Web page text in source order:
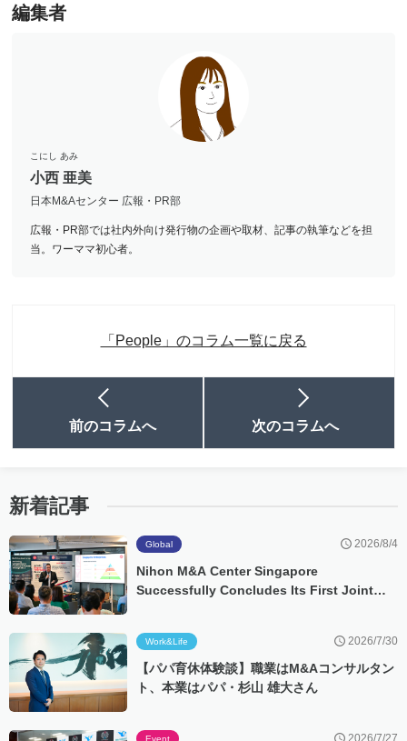
編集者
こにし あみ
小西 亜美
日本M&Aセンター 広報・PR部
広報・PR部では社内外向け発行物の企画や取材、記事の執筆などを担
当。ワーママ初心者。
前のコラムへ
「People」のコラム一覧に戻る
次のコラムへ
新着記事
Global 2026/8/4
Nihon M&A Center Singapore
Successfully Concludes Its First Joint
Work&Life 2026/7/30
【パパ育休体験談】職業はM&Aコンサルタン
ト、本業はパパ・杉山 雄大さん
Event